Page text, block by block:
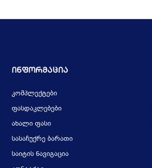
Ინფორმაცია
კომპლექტები
ფასდაკლებები
ახალი ფასი
სასაჩუქრე ბარათი
საიტის ნავიგაცია